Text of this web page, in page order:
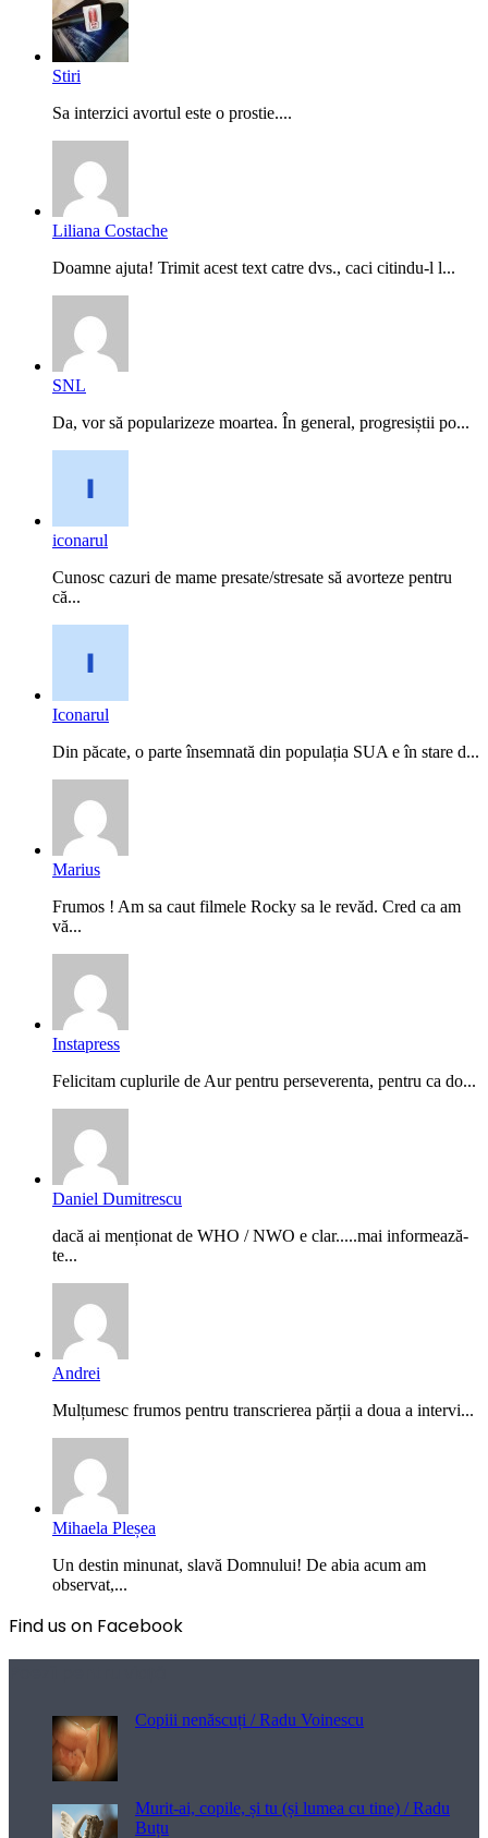
Stiri
Sa interzici avortul este o prostie....
Liliana Costache
Doamne ajuta! Trimit acest text catre dvs., caci citindu-l l...
SNL
Da, vor să popularizeze moartea. În general, progresiștii po...
iconarul
Cunosc cazuri de mame presate/stresate să avorteze pentru
că...
Iconarul
Din păcate, o parte însemnată din populația SUA e în stare d...
Marius
Frumos ! Am sa caut filmele Rocky sa le revăd. Cred ca am
vă...
Instapress
Felicitam cuplurile de Aur pentru perseverenta, pentru ca do...
Daniel Dumitrescu
dacă ai menționat de WHO / NWO e clar.....mai informează-
te...
Andrei
Mulțumesc frumos pentru transcrierea părții a doua a intervi...
Mihaela Pleșea
Un destin minunat, slavă Domnului! De abia acum am
observat,...
Find us on Facebook
Copiii nenăscuți / Radu Voinescu
Murit-ai, copile, și tu (și lumea cu tine) / Radu
Buțu